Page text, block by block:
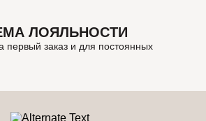
ЛОЯЛЬНОСТИ
первый заказ и для постоянных